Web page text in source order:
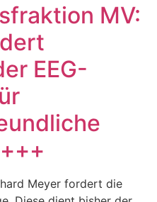
MV:
EEG-
Meyer fordert die